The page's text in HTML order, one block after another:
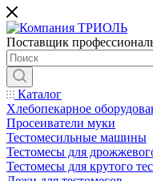
Поставщик
Каталог
Хлебопекарное
Просеиватели муки
Тестомесильные машины
Тестомесы для
Тестомесы для крутого